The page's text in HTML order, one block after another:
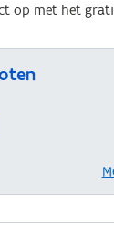
op met het